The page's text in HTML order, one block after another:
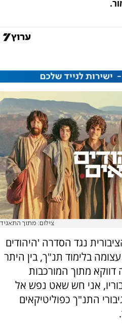
צילום: מתוך התאגיד
נגד הסדרה 'היהודים
בלימוד תנ"ך, בין היתר
מתוך המורכבות
אני חש שאט נפש אל
התנ"ך כפוליטיקאים